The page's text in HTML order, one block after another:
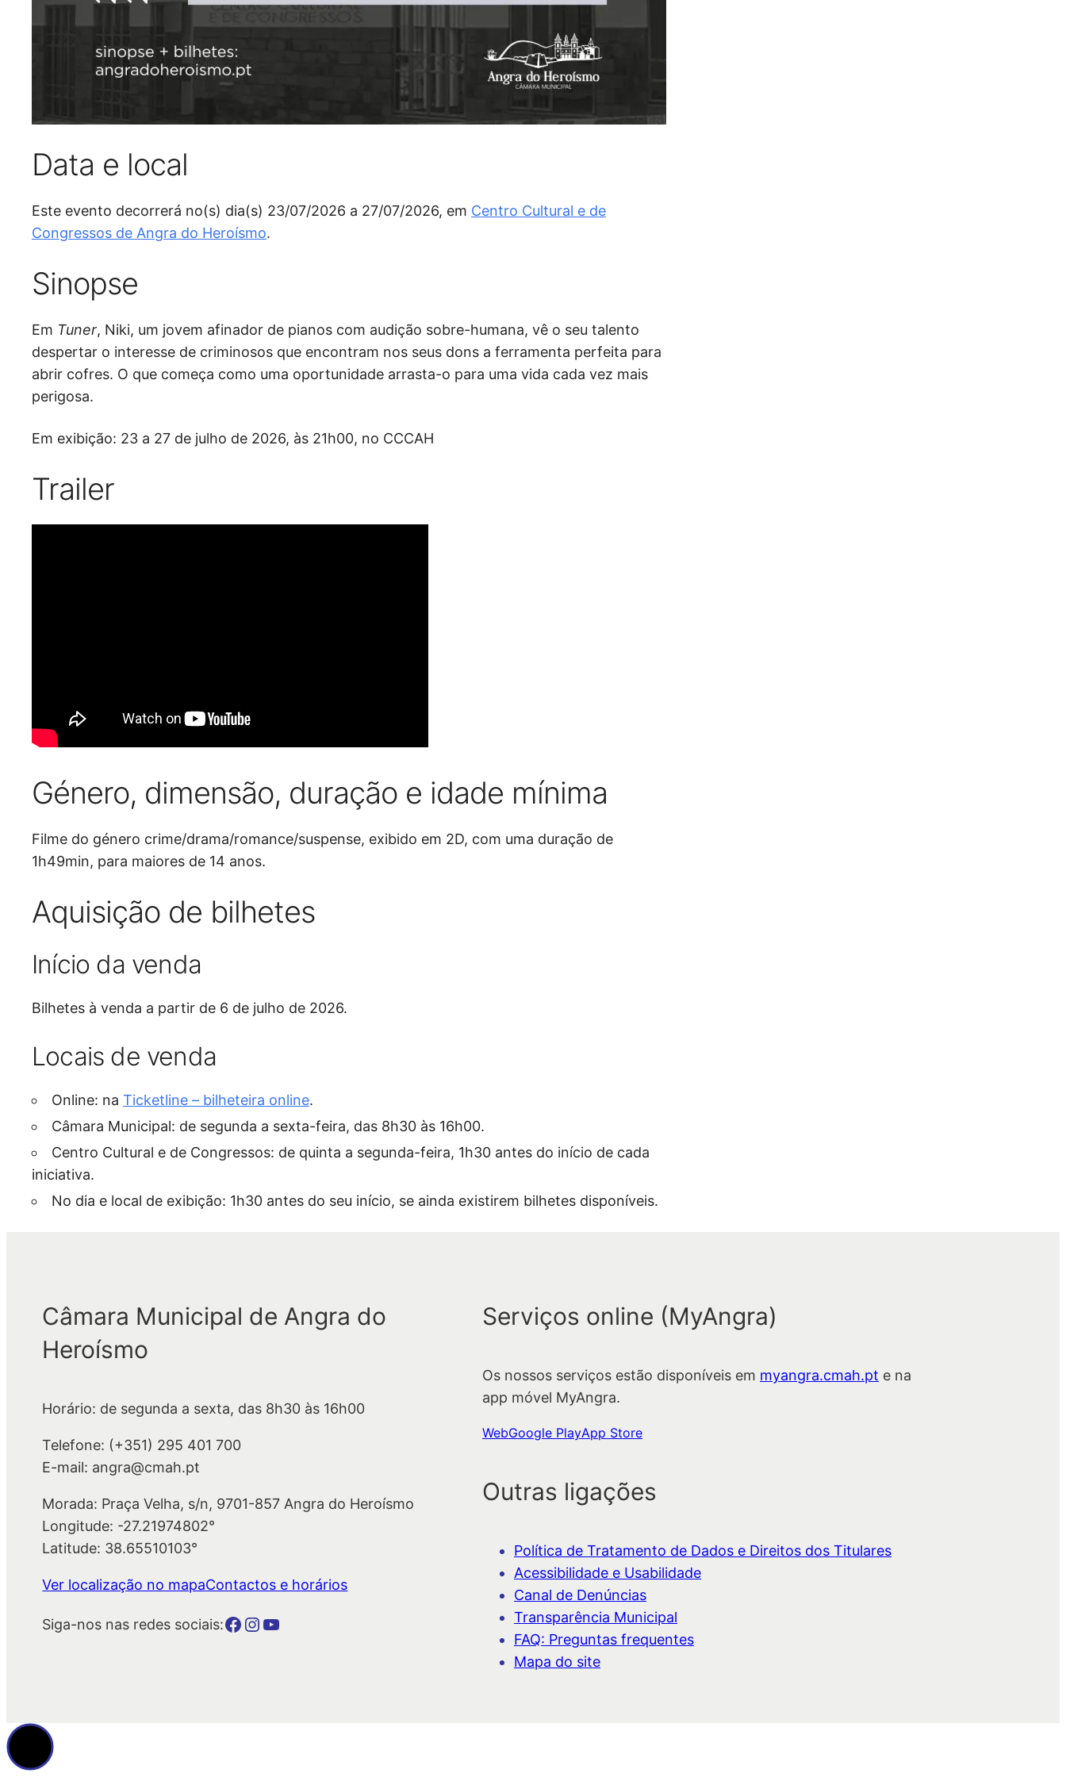
Data e local
Este evento decorrerá no(s) dia(s) 23/07/2026 a 27/07/2026, em Centro Cultural e de
Congressos de Angra do Heroísmo.
Sinopse
Em Tuner, Niki, um jovem afinador de pianos com audição sobre-humana, vê o seu talento
despertar o interesse de criminosos que encontram nos seus dons a ferramenta perfeita para
abrir cofres. O que começa como uma oportunidade arrasta-o para uma vida cada vez mais
perigosa.
Em exibição: 23 a 27 de julho de 2026, às 21h00, no CCCAH
Trailer
Género, dimensão, duração e idade mínima
Filme do género crime/drama/romance/suspense, exibido em 2D, com uma duração de
1h49min, para maiores de 14 anos.
Aquisição de bilhetes
Início da venda
Bilhetes à venda a partir de 6 de julho de 2026.
Locais de venda
Online: na Ticketline – bilheteira online.
Câmara Municipal: de segunda a sexta-feira, das 8h30 às 16h00.
Centro Cultural e de Congressos: de quinta a segunda-feira, 1h30 antes do início de cada
iniciativa.
No dia e local de exibição: 1h30 antes do seu início, se ainda existirem bilhetes disponíveis.
r
Câmara Municipal de Angra do
Heroísmo
Horário: de segunda a sexta, das 8h30 às 16h00
Telefone: (+351) 295 401 700
E-mail: angra@cmah.pt
Morada: Praça Velha, s/n, 9701-857 Angra do Heroísmo
Longitude: -27.21974802°
Latitude: 38.65510103°
Ver localização no mapaContactos e horários
Siga-nos nas redes sociais:Botão para a página da autarquia no Facebook Botão para a página da autarquia no InstagramBotão para a página da autarquia no Youtube
Serviços online (MyAngra)
Os nossos serviços estão disponíveis em myangra.cmah.pt e na
app móvel MyAngra.
WebGoogle PlayApp Store
Outras ligações
Política de Tratamento de Dados e Direitos dos Titulares
Acessibilidade e Usabilidade
Canal de Denúncias
Transparência Municipal
FAQ: Preguntas frequentes
Mapa do site